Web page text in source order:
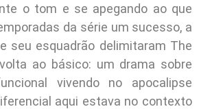
o tom e se apegando ao que
da série um sucesso, a
seu esquadrão delimitaram The
ao básico: um drama sobre
vivendo no apocalipse
aqui estava no contexto